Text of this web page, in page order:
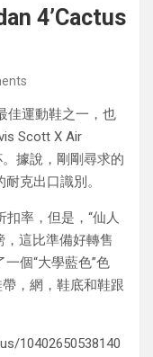
4’Cactus
佳運動鞋之一，也
Scott X Air
。據說，剛剛尋求的
克出口識別。
率，但是，“仙人
，這比準備好轉售
個“大學藍色”色
，網，鞋底和鞋跟
10402650538140